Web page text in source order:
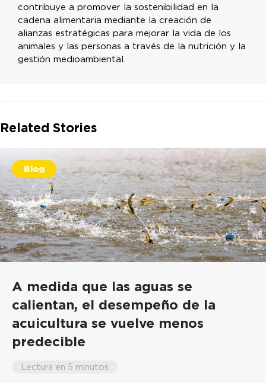
contribuye a promover la sostenibilidad en la
cadena alimentaria mediante la creación de
alianzas estratégicas para mejorar la vida de los
animales y las personas a través de la nutrición y la
gestión medioambiental.
Related Stories
Blog
A medida que las aguas se
calientan, el desempeño de la
acuicultura se vuelve menos
predecible
Lectura en 5 minutos